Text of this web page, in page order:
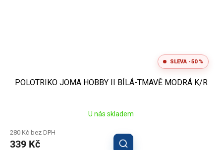
SLEVA -50 %
POLOTRIKO JOMA HOBBY II BÍLÁ-TMAVĚ MODRÁ K/R
U nás skladem
280 Kč bez DPH
339 Kč